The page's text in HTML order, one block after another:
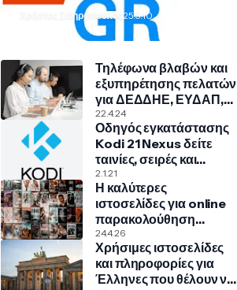
Χρήστος Σιδηρόπουλος 25.9.10
Τηλέφωνα βλαβών και
εξυπηρέτησης πελατών
για ΔΕΔΔΗΕ, ΕΥΔΑΠ,
ΠΑ.ΣΥ.ΠΕ., COSMOTE,
NOVA, VODAFONE
22.4.24
Οδηγός εγκατάστασης
Kodi 21 Nexus δείτε
ταινίες, σειρές και
πολλά άλλα!
2.1.21
Η καλύτερες
ιστοσελίδες για online
παρακολούθηση
ταινιών, σειρών,
ντοκιμαντέρ, παιδικά
24.4.26
Χρήσιμες ιστοσελίδες
και πληροφορίες για
Έλληνες που θέλουν να